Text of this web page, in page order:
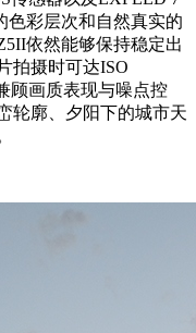
色彩层次和自然真实的
依然能够保持稳定出
拍摄时可达ISO
顾画质表现与噪点控
轮廓、夕阳下的城市天